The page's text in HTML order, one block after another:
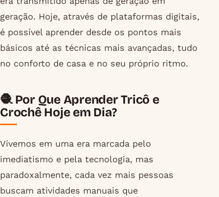
geração. Hoje, através de plataformas digitais,
é possível aprender desde os pontos mais
básicos até as técnicas mais avançadas, tudo
no conforto de casa e no seu próprio ritmo.
🧶 Por Que Aprender Tricô e
Crochê Hoje em Dia?
Vivemos em uma era marcada pelo
imediatismo e pela tecnologia, mas
paradoxalmente, cada vez mais pessoas
buscam atividades manuais que